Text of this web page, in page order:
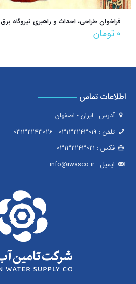
فراخوان طراحی، احداث و راهبری نیروگاه برق
۰ تومان
اطلاعات تماس
آدرس : ایران - اصفهان
تلفن : 03132243019
-
03132243026
فکس : 03132243021
ایمیل :info@iwasco.ir